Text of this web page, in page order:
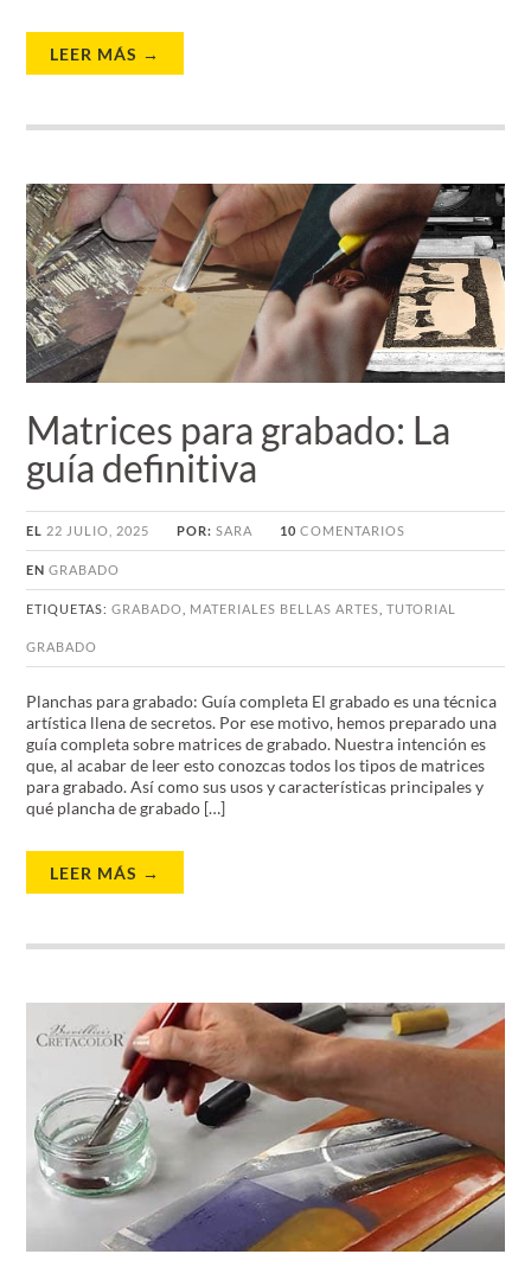
LEER MÁS →
Matrices para grabado: La
guía definitiva
EL 22 JULIO, 2025 POR:SARA 10 COMENTARIOS
EN GRABADO
ETIQUETAS:GRABADO MATERIALES BELLAS ARTES ,TUTORIAL
GRABADO
Planchas para grabado: Guía completa El grabado es una técnica
artística llena de secretos. Por ese motivo, hemos preparado una
guía completa sobre matrices de grabado. Nuestra intención es
que, al acabar de leer esto conozcas todos los tipos de matrices
para grabado. Así como sus usos y características principales y
qué plancha de grabado […]
LEER MÁS →